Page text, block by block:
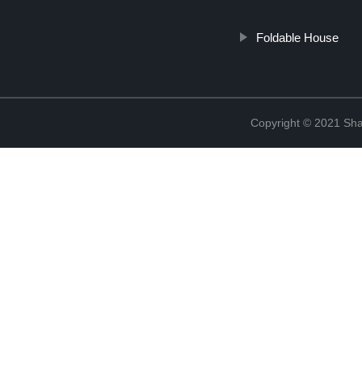
Foldable House
Copyright © 2021